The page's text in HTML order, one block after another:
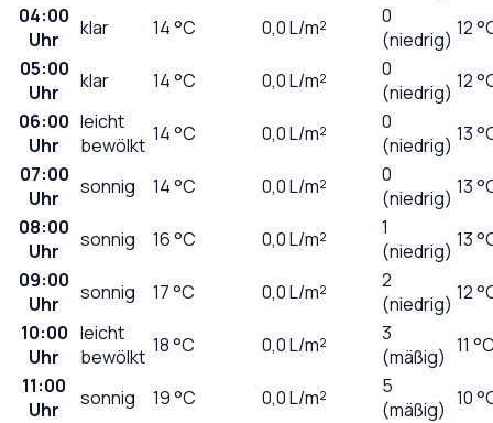
04:00
Uhr
klar 14°C 0,0L/m²
0
(niedrig) 12
05:00
Uhr
klar 14°C 0,0L/m²
0
(niedrig) 12
06:00
Uhr
leicht
bewölkt 14°C 0,0L/m²
0
(niedrig) 13
07:00
Uhr
sonnig 14°C 0,0L/m²
0
(niedrig) 13
08:00
Uhr
sonnig 16°C 0,0L/m²
1
(niedrig) 13
09:00
Uhr
sonnig 17°C 0,0L/m²
2
(niedrig) 12
10:00
Uhr
leicht
bewölkt 18°C 0,0L/m²
3
(mäßig) 11
11:00
Uhr
sonnig 19°C 0,0L/m²
5
(mäßig) 10